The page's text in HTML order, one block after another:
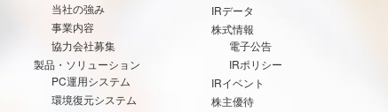
当社の強み
事業内容
協力会社募集
製品・ソリューション
PC運用システム
環境復元システム
IRデータ
株式情報
電子公告
IRポリシー
IRイベント
株主優待